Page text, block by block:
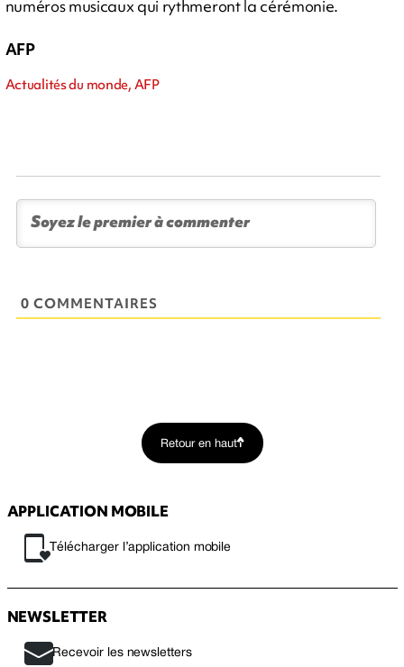
numéros musicaux qui rythmeront la cérémonie.
AFP
Actualités du monde, AFP
0 COMMENTAIRES
Retour en haut
APPLICATION MOBILE
Télécharger l’application mobile
NEWSLETTER
Recevoir les newsletters